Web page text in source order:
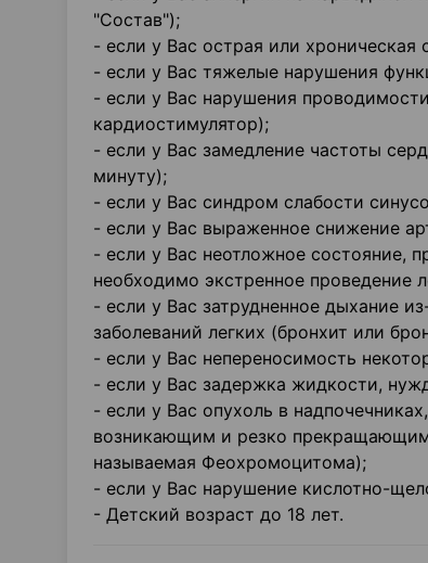
"Состав");
- если у Вас острая или хроническая
- если у Вас тяжелые нарушения
- если у Вас нарушения
кардиостимулятор);
- если у Вас замедление частоты
минуту);
- если у Вас синдром слабости
- если у Вас выраженное снижение
- если у Вас неотложное состояние,
необходимо экстренное проведение
- если у Вас затрудненное дыхание
заболеваний легких (бронхит или
- если у Вас непереносимость
- если у Вас задержка жидкости,
- если у Вас опухоль в
возникающим и резко
называемая Феохромоцитома);
- если у Вас нарушение кислотно-
- Детский возраст до 18 лет.